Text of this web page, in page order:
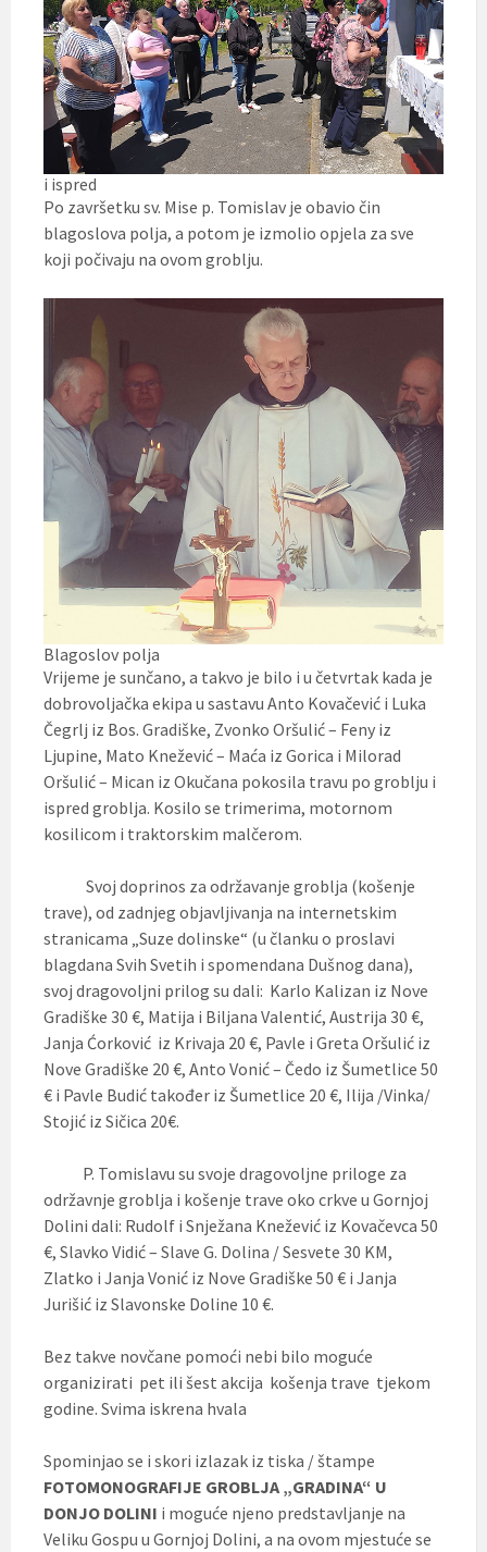
i ispred
Po završetku sv. Mise p. Tomislav je obavio čin
blagoslova polja, a potom je izmolio opjela za sve
koji počivaju na ovom groblju.
Blagoslov polja
Vrijeme je sunčano, a takvo je bilo i u četvrtak kada je
dobrovoljačka ekipa u sastavu Anto Kovačević i Luka
Čegrlj iz Bos. Gradiške, Zvonko Oršulić – Feny iz
Ljupine, Mato Knežević – Maća iz Gorica i Milorad
Oršulić – Mican iz Okučana pokosila travu po groblju i
ispred groblja. Kosilo se trimerima, motornom
kosilicom i traktorskim malčerom.
Svoj doprinos za održavanje groblja (košenje
trave), od zadnjeg objavljivanja na internetskim
stranicama „Suze dolinske“ (u članku o proslavi
blagdana Svih Svetih i spomendana Dušnog dana),
svoj dragovoljni prilog su dali: Karlo Kalizan iz Nove
Gradiške 30 €, Matija i Biljana Valentić, Austrija 30 €,
Janja Ćorković iz Krivaja 20 €, Pavle i Greta Oršulić iz
Nove Gradiške 20 €, Anto Vonić – Čedo iz Šumetlice 50
€ i Pavle Budić također iz Šumetlice 20 €, Ilija /Vinka/
Stojić iz Sičica 20€.
P. Tomislavu su svoje dragovoljne priloge za
održavnje groblja i košenje trave oko crkve u Gornjoj
Dolini dali: Rudolf i Snježana Knežević iz Kovačevca 50
€, Slavko Vidić – Slave G. Dolina / Sesvete 30 KM,
Zlatko i Janja Vonić iz Nove Gradiške 50 € i Janja
Jurišić iz Slavonske Doline 10 €.
Bez takve novčane pomoći nebi bilo moguće
organizirati pet ili šest akcija košenja trave tjekom
godine. Svima iskrena hvala
Spominjao se i skori izlazak iz tiska / štampe
FOTOMONOGRAFIJE GROBLJA „GRADINA“ U
DONJO DOLINI i moguće njeno predstavljanje na
Veliku Gospu u Gornjoj Dolini, a na ovom mjestuće se